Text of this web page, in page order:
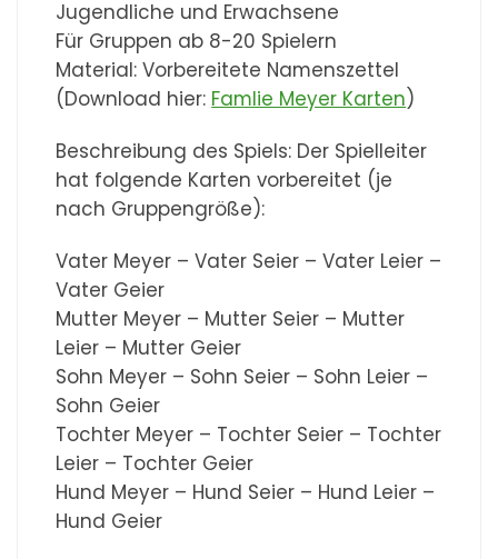
Jugendliche und Erwachsene
Für Gruppen ab 8-20 Spielern
Material: Vorbereitete Namenszettel
(Download hier: Famlie Meyer Karten)
Beschreibung des Spiels: Der Spielleiter
hat folgende Karten vorbereitet (je
nach Gruppengröße):
Vater Meyer – Vater Seier – Vater Leier –
Vater Geier
Mutter Meyer – Mutter Seier – Mutter
Leier – Mutter Geier
Sohn Meyer – Sohn Seier – Sohn Leier –
Sohn Geier
Tochter Meyer – Tochter Seier – Tochter
Leier – Tochter Geier
Hund Meyer – Hund Seier – Hund Leier –
Hund Geier